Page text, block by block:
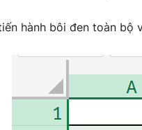
hành bôi đen toàn bộ